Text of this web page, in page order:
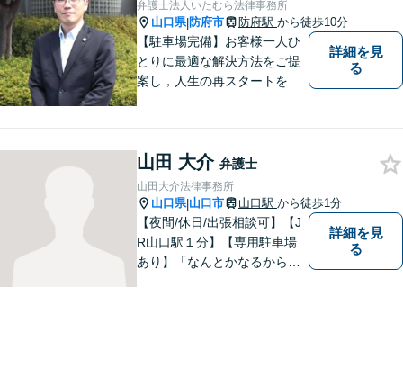
弁護士法人いたむら法律事務所
山口県|防府市 防府駅 から徒歩10分
【駐車場完備】お客様一人ひ
とりに最適な解決方法をご提
案し，人生の再スタートをお
無料】お気軽にご相談くださ
い。
詳細を見
る
山田 大介 弁護士
山田大介法律事務所
山口県|山口市 山口駅 から徒歩1分
【夜間/休日/出張相談可】【J
R山口駅１分】【専用駐車場
あり】「なんとかなるから大
詳細を見
る